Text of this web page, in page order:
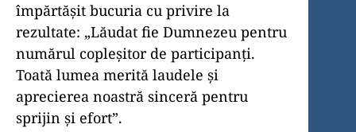
împărtășit bucuria cu privire la
rezultate: „Lăudat fie Dumnezeu pentru
numărul copleșitor de participanți.
Toată lumea merită laudele și
aprecierea noastră sinceră pentru
sprijin și efort”.